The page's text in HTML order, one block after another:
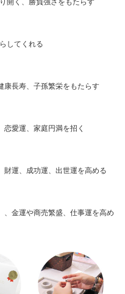
開く、勝負強さをもたらす
してくれる
康長寿、子孫繁栄をもたらす
恋愛運、家庭円満を招く
財運、成功運、出世運を高める
、金運や商売繁盛、仕事運を高め